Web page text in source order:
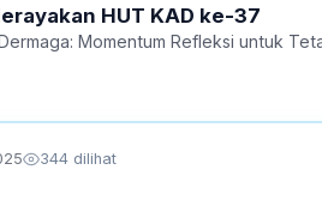
HUT KAD ke-37
Momentum Refleksi untuk
344 dilihat